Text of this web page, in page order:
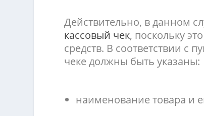
Действительно, в данном
кассовый чек, поскольку
средств. В соответствии с
чеке должны быть указаны:
наименование товара и